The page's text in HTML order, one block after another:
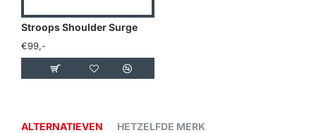
Stroops Shoulder Surge
€99,-
ALTERNATIEVEN HETZELFDE MERK